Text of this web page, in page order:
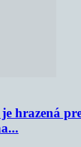
hrazená